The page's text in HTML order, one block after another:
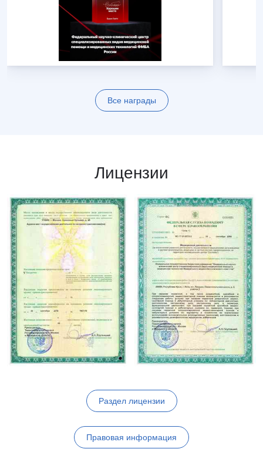
Все награды
Лицензии
Раздел лицензии
Правовая информация